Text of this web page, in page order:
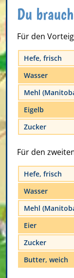
Du
Für den
Hefe, frisch
Wasser
Mehl
Eigelb
Zucker
Für den
Hefe, frisch
Wasser
Mehl
Eier
Zucker
Butter, weich